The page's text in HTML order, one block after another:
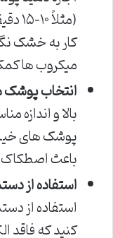
کار به خشک
میکروب ها
انتخاب
بالا و اندازه
پوشک های
باعث
استفاده از
استفاده از
کنید که فاقد